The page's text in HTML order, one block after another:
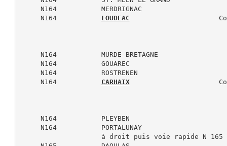
     N164           MERDRIGNAC
     N164
LOUDEAC
     N164           MURDE BRETAGNE
     N164           GOUAREC
     N164           ROSTRENEN
     N164
CARHAIX
     N164           PLEYBEN
     N164           PORTALUNAY
                    à droit puis voie rapide N 165